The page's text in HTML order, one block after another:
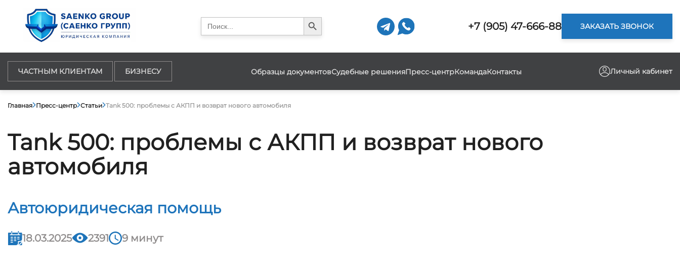
Search
for:
Search Button
+7 (905) 47-666-88 ЗАКАЗАТЬ ЗВОНОК
ЧАСТНЫМ КЛИЕНТАМ БИЗНЕСУ Образцы документовСудебные решенияПресс-центрКомандаКонтакты Личный кабинет
Главная Пресс-центр Статьи Tank 500: проблемы с АКПП и возврат нового автомобиля
Tank 500: проблемы с АКПП и возврат нового
автомобиля
Автоюридическая помощь
18.03.2025 2391 9 минут